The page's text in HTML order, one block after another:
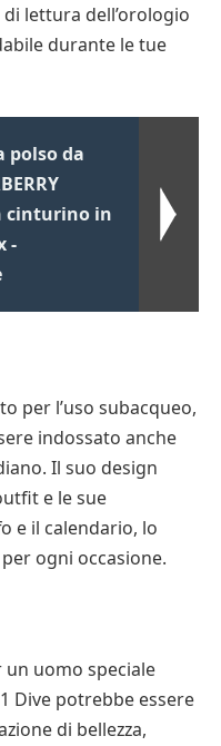
di lettura dell’orologio
durante le tue
polso da
cinturino in
-
per l’uso subacqueo,
indossato anche
Il suo design
e le sue
e il calendario, lo
ogni occasione.
un uomo speciale
Dive potrebbe essere
di bellezza,